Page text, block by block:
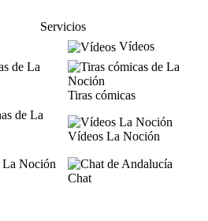
Servicios
Vídeos
Tiras cómicas
Vídeos La Noción
Chat